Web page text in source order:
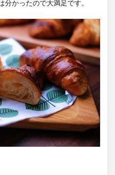
かったので大満足です。